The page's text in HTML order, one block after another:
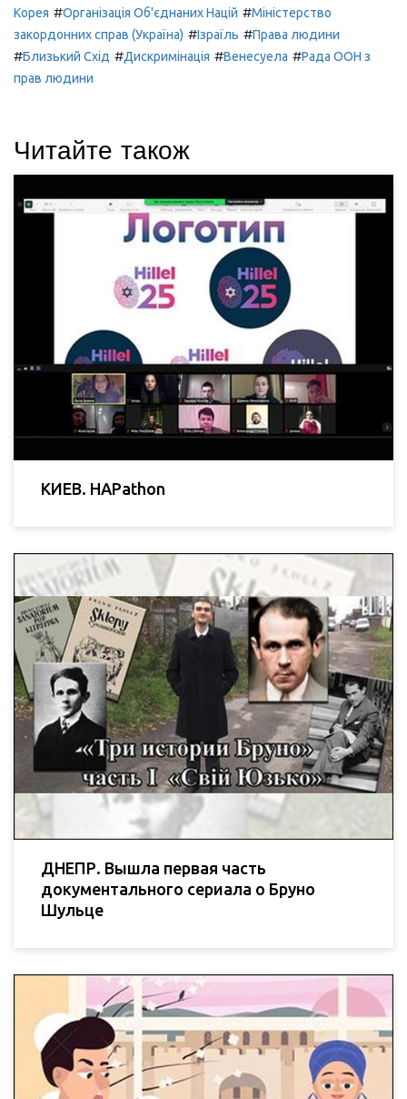
Корея #Організація Об'єднаних Націй #Міністерство
закордонних справ (Україна) #Ізраїль #Права людини
#Близький Схід #Дискримінація #Венесуела #Рада ООН з
прав людини
Читайте також
КИЕВ. HAPathon
ДНЕПР. Вышла первая часть
документального сериала о Бруно
Шульце